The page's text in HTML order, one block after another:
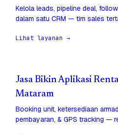
Kelola leads, pipeline deal,
dalam satu CRM — tim sales
Lihat layanan →
Jasa Bikin Aplikasi
Mataram
Booking unit, ketersediaan
pembayaran, & GPS tracking —